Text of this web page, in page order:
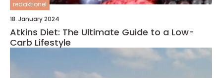
redaktionel
18. January 2024
Atkins Diet: The Ultimate Guide to a Low-
Carb Lifestyle